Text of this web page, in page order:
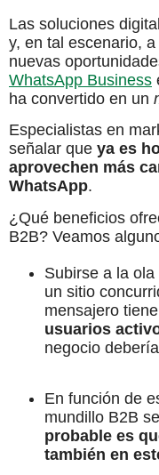
Las soluciones
y, en tal escenario,
nuevas
WhatsApp Business
ha convertido en un
Especialistas en
señalar que ya es
aprovechen más
WhatsApp.
¿Qué beneficios
B2B? Veamos
Subirse a la
un sitio
mensajero tiene
usuarios
negocio
En función de
mundillo B2B
probable es
también en